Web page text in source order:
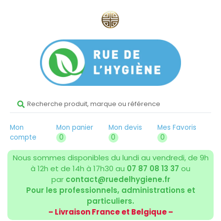
Mon
compte
Mon panier
0
Mon devis
0
Mes Favoris
0
Nous sommes disponibles du lundi au vendredi, de 9h
à 12h et de 14h à 17h30 au 07 87 08 13 37 ou
par contact@ruedelhygiene.fr
Pour les professionnels, administrations et
particuliers.
– Livraison France et Belgique –